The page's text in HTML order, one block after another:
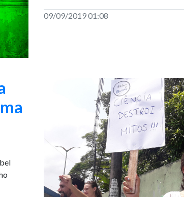
09/09/2019 01:08